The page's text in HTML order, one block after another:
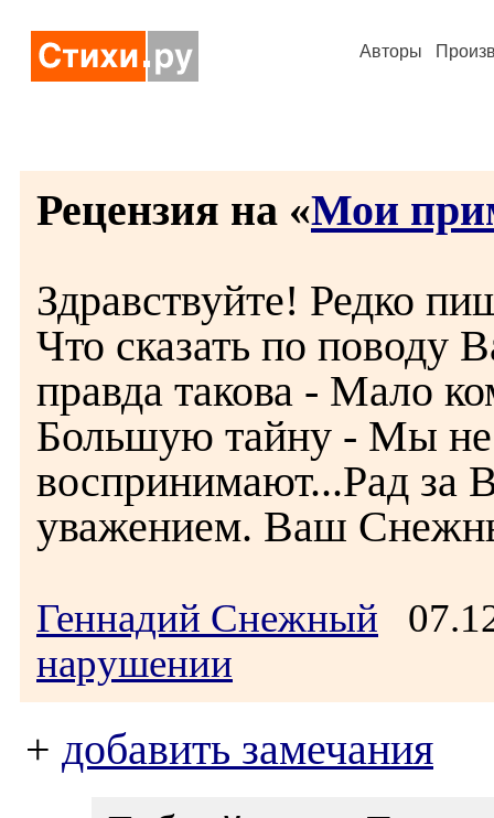
Авторы
Рецензия на «Мои
Здравствуйте! Редко
Что сказать по поводу
правда такова - Мало
Большую тайну - Мы не
воспринимают...Рад за
уважением. Ваш
Геннадий Снежный
нарушении
+ добавить замечания